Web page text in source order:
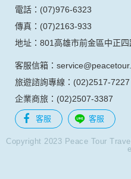
本網站將在事前或註冊登錄取
或電子郵件給您。本公司除了
本公司發送，也會在該資料或
收這些資料或電子郵件的方法
資料使用:
本公司不會向任何人出售或出
資料：
1.遵守法令或政府機關的要求
違反本公司旗下網站的會員條
南。
2.為了保護使用者個人隱私，
電話：(07)976-6323
傳真：(07)2163-933
地址：801高雄市前金區中正
客服信箱：
旅遊諮詢專線：(02)2517-7227
企業商旅：(02)2507-3387
客服 客服
Copyright 2023 Peace Tour